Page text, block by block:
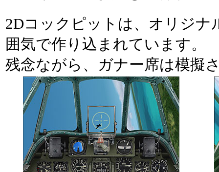
2Dコックピットは、オリジナ
囲気で作り込まれています。
残念ながら、ガナー席は模擬